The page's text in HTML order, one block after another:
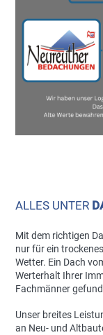
ALLES UNTER
Mit dem richtigen
nur für ein
Wetter. Ein Dach
Werterhalt Ihrer
Fachmänner
Unser breites
an Neu- und